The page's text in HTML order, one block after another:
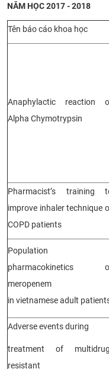
NĂM HỌC 2017 - 2018
Tên báo cáo khoa học
Anaphylactic reaction
Alpha Chymotrypsin
Pharmacist’s training
improve inhaler technique
COPD patients
Population
pharmacokinetics
meropenem
in vietnamese adult
Adverse events during
treatment of
resistant